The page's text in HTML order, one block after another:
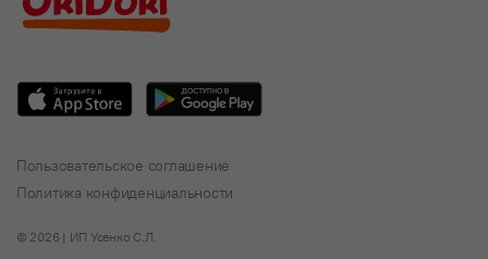
Пользовательское соглашение
Политика конфиденциальности
© 2026 | ИП Усенко С.Л.